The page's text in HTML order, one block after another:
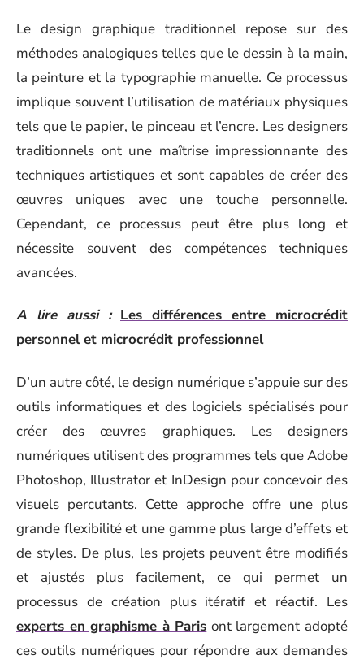
Le design graphique traditionnel repose sur des
méthodes analogiques telles que le dessin à la main,
la peinture et la typographie manuelle. Ce processus
implique souvent l’utilisation de matériaux physiques
tels que le papier, le pinceau et l’encre. Les designers
traditionnels ont une maîtrise impressionnante des
techniques artistiques et sont capables de créer des
œuvres uniques avec une touche personnelle.
Cependant, ce processus peut être plus long et
nécessite souvent des compétences techniques
avancées.
A lire aussi : Les différences entre microcrédit
personnel et microcrédit professionnel
D’un autre côté, le design numérique s’appuie sur des
outils informatiques et des logiciels spécialisés pour
créer des œuvres graphiques. Les designers
numériques utilisent des programmes tels que Adobe
Photoshop, Illustrator et InDesign pour concevoir des
visuels percutants. Cette approche offre une plus
grande flexibilité et une gamme plus large d’effets et
de styles. De plus, les projets peuvent être modifiés
et ajustés plus facilement, ce qui permet un
processus de création plus itératif et réactif. Les
experts en graphisme à Paris ont largement adopté
ces outils numériques pour répondre aux demandes